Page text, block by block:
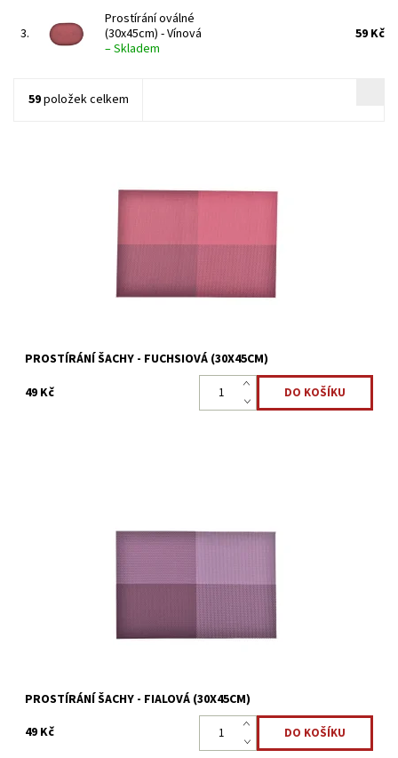
3.
Prostírání oválné
(30x45cm) - Vínová
–Skladem
59 Kč
59položek celkem
prostírání, které ke slušnému stolování určitě patří.
Skladem >5 ks
17011446
PROSTÍRÁNÍ ŠACHY - FUCHSIOVÁ (30X45CM)
49 Kč
prostírání, které ke slušnému stolování určitě patří.
Skladem >5 ks
17010840
PROSTÍRÁNÍ ŠACHY - FIALOVÁ (30X45CM)
49 Kč